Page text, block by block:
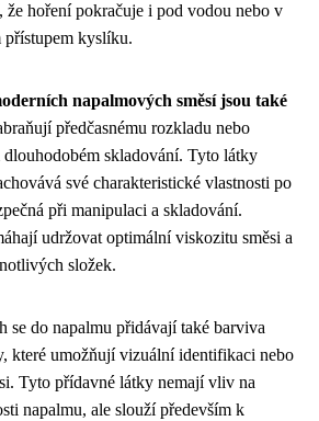
že hoření pokračuje i pod vodou nebo v
přístupem kyslíku.
napalmových směsí jsou také
předčasnému rozkladu nebo
dlouhodobém skladování. Tyto látky
své charakteristické vlastnosti po
při manipulaci a skladování.
udržovat optimální viskozitu směsi a
složek.
se do napalmu přidávají také barviva
které umožňují vizuální identifikaci nebo
Tyto přídavné látky nemají vliv na
napalmu, ale slouží především k